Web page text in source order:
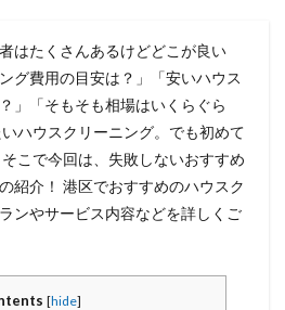
はたくさんあるけどどこが良い
グ費用の目安は？」「安いハウス
」「そもそも相場はいくらぐら
ハウスクリーニング。でも初めて
こで今回は、失敗しないおすすめ
紹介！ 港区でおすすめのハウスク
ンやサービス内容などを詳しくご
[hide]